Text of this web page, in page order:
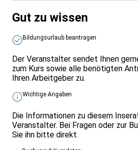
Gut zu wissen
Bildungsurlaub beantragen
Der Veranstalter sendet Ihnen
zum Kurs sowie alle benötigten
Ihren Arbeitgeber zu.
Wichtige Angaben
Die Informationen zu diesem
Veranstalter. Bei Fragen oder zur
Sie ihn bitte direkt.